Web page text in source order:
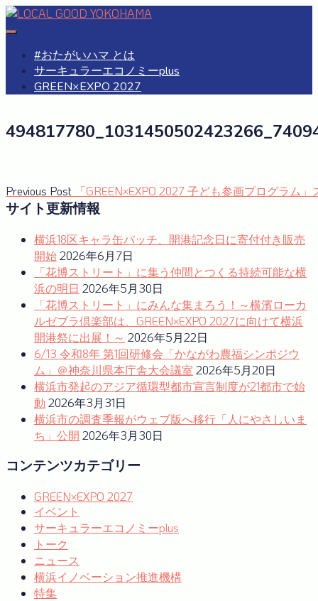
Skip
to
#おたがいハマ とは
サーキュラーエコノミーplus
GREEN×EXPO 2027
投
稿
ナ
ー
ョ
Previous Post
Previous
post:
「GREEN×EXPO 2027 子ども参画プログラム
サイト更新情報
横浜18区キャラ缶バッチ、開港記念日に寄付付き販売
開始2026年6月7日
「花博ストリート」に集う仲間とつくる持続可能な横
浜の明日 2026年5月30日
「花博ストリート」にみんな集まろう！～横濱ローカ
ルゼブラ倶楽部は、GREEN×EXPO 2027に向けて横浜
開港祭に出展！～ 2026年5月22日
6/13 令和8年 第1回研修会「かながわ農福シンポジウ
ム」＠神奈川県本庁舎大会議室 2026年5月20日
横浜市発起のアジア循環型都市宣言制度が21都市で始
動 2026年3月31日
横浜市の調査季報がウェブ版へ移行「人にやさしいま
ち」公開 2026年3月30日
コンテンツカテゴリー
GREEN×EXPO 2027
イベント
サーキュラーエコノミーplus
トーク
ニュース
横浜イノベーション推進機構
特集